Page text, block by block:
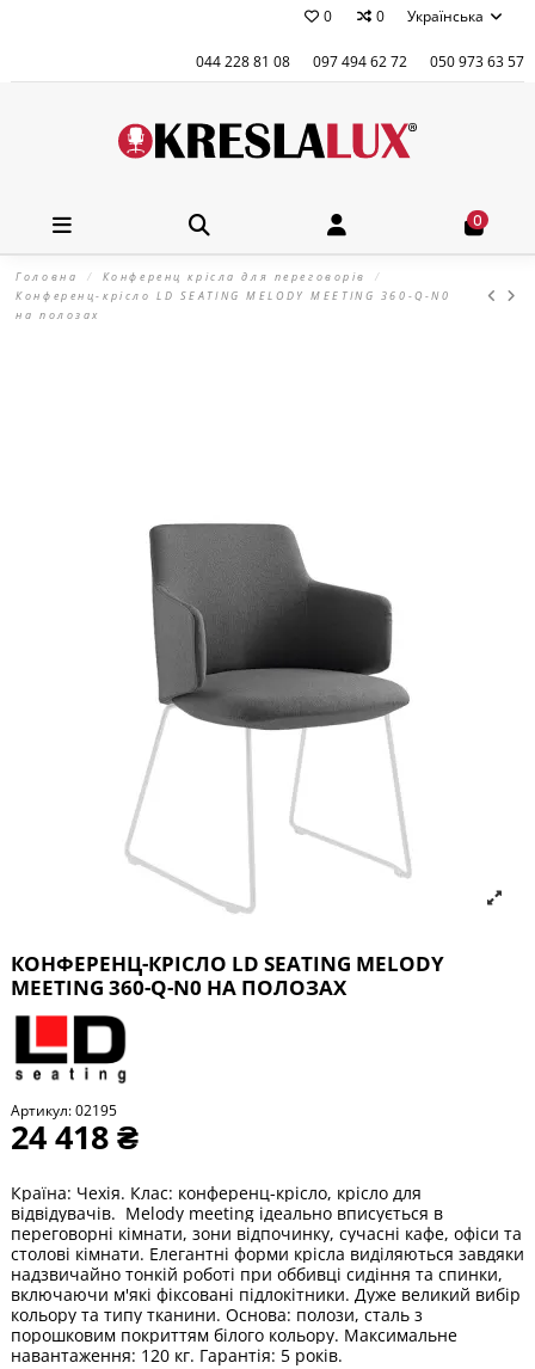
0 0 Українська
044 228 81 08 097 494 62 72 050 973 63 57
0
Головна
Конференц крісла для переговорів
Конференц-крісло LD SEATING MELODY MEETING 360-Q-N0
на полозах
КОНФЕРЕНЦ-КРІСЛО LD SEATING MELODY
MEETING 360-Q-N0 НА ПОЛОЗАХ
Артикул:02195
24 418 ₴
Країна: Чехія. Клас: конференц-крісло, крісло для
відвідувачів. Melody meeting ідеально вписується в
переговорні кімнати, зони відпочинку, сучасні кафе, офіси та
столові кімнати. Елегантні форми крісла виділяються завдяки
надзвичайно тонкій роботі при оббивці сидіння та спинки,
включаючи м'які фіксовані підлокітники. Дуже великий вибір
кольору та типу тканини. Основа: полози, сталь з
порошковим покриттям білого кольору. Максимальне
навантаження: 120 кг. Гарантія: 5 років.